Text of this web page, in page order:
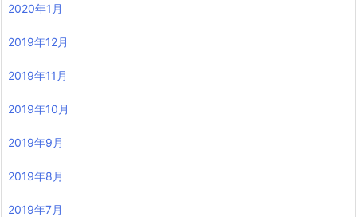
2020年1月
2019年12月
2019年11月
2019年10月
2019年9月
2019年8月
2019年7月